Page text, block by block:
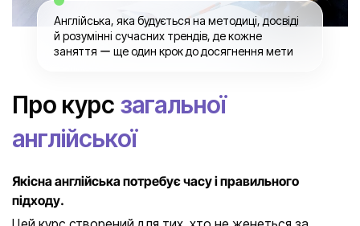
Англійська, яка будується на методиці, досвіді
й розумінні сучасних трендів, де кожне
заняття ー ще один крок до досягнення мети
Про курс загальної
англійської
Якісна англійська потребує часу і правильного
підходу.